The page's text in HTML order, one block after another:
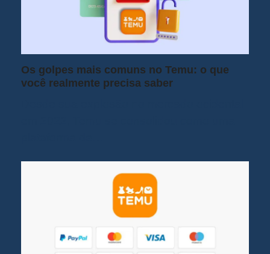
Os golpes mais comuns no Temu: o que
você realmente precisa saber